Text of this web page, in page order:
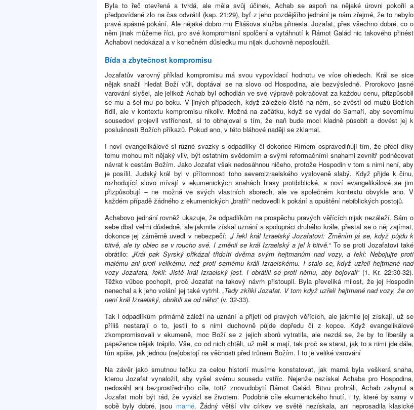
Byla to řeč otevřená a tvrdá, ale měla svůj účinek, Achab se aspoň na nějaké úrovni pokořil a
předpovídané zlo na čas odvrátil (kap. 21:29), byť z jeho pozdějšího jednání je nám zřejmé, že to nebylo
pravé spásné pokání. Ale nějaké dobro mu Eliášova služba přinesla. Jozafat, přes všechno dobré, co o
něm jinak můžeme říci, pro své kompromisní spolčení a vytáhnutí k Rámot Galád nic takového přinést
Achabovi nedokázal a v konečném důsledku mu nijak duchovně neposloužil.
Bída a zbytečnost kompromisu
Jozafatův varovný příklad kompromisu má svou vypovídací hodnotu ve více ohledech. Král se sice
nějak snažil hledat Boží vůli, doptával se na slovo od Hospodina, ale bezvýsledně. Prorokovo jasné
varování slyšel, ale jelikož Achab byl odhodlán ve své výpravě pokračovat za každou cenu, přizpůsobil
se mu a šel mu po boku. V jiných případech, když záleželo čistě na něm, se zvěstí od mužů Božích
řídil, ale v kontextu kompromisu nikoliv. Možná na začátku, když se vydal do Samaří, aby severnímu
sousedovi projevil vstřícnost, si to obhajoval s tím, že naň bude moci kladně působit a dovést jej k
poslušnosti Božích příkazů. Pokud ano, v této bláhové naději se zklamal.
I noví evangelikálové si různé svazky s odpadlíky či dokonce Římem ospravedlňují tím, že přeci díky
tomu mohou mít nějaký vliv, být ostatním svědomím a svými reformačními snahami zevnitř podněcovat
návrat k cestám Božím. Jako Jozafat však nedosáhnou ničeho, protože Hospodin v tom s nimi není, aby
je posílil. Judský král byl v přítomnosti toho severoizraelského vysloveně slabý. Když přijde k činu,
rozhodující slovo mívají v ekumenických snahách hlasy protibiblické, a noví evangelikálové se jim
přizpůsobují – ne možná ve svých vlastních sborech, ale ve společném kontextu obvykle ano. V
každém případě žádného z ekumenických „bratří“ nedovedli k pokání a opuštění nebiblických postojů.
Achabovo jednání rovněž ukazuje, že odpadlíkům na prospěchu pravých věřících nijak nezáleží. Sám o
sebe dbal velmi důsledně, ale jakmile získal uznání a spolupráci druhého krále, přestal se o něj zajímat,
dokonce jej záměrně uvedl v nebezpečí: „I řekl král Izraelský Jozafatovi: Změním já se, když půjdu k
bitvě, ale ty oblec se v roucho své. I změnil se král Izraelský a jel k bitvě.“ To se proti Jozafatovi také
obrátilo: „Král pak Syrský přikázal třidcíti dvěma svým hejtmanům nad vozy, a řekl: Nebojujte proti
malému ani proti velikému, než proti samému králi Izraelskému. I stalo se, když uzřeli hejtmané nad
vozy Jozafata, řekli: Jistě král Izraelský jest. I obrátili se proti němu, aby bojovali“ (1. Kr. 22:30-32).
Těžko vůbec pochopit, proč Jozafat na takový návrh přistoupil. Byla převeliká milost, že jej Hospodin
nenechal a k jeho volání jej také vytrhl. „Tedy zkřikl Jozafat. V tom když uzřeli hejtmané nad vozy, že on
není král Izraelský, obrátili se od něho“ (v. 32-33).
Tak i odpadlíkům primárně záleží na uznání a přijetí od pravých věřících, ale jakmile jej získají, už se
příliš nestarají o to, jestli to s nimi duchovně půjde dopředu či z kopce. Když evangelikálové
zkompromisovali v ekumeně, moc Boží se z jejich sborů vytratila, ale nezdá se, že by to liberály a
papežence nějak trápilo. Vše, co od nich chtěli, už měli a mají, tak proč se starat, jak to s nimi jde dále,
tím spíše, jak jednou (ne)obstojí na věčnosti před trůnem Božím. I to je veliké varování
Na závěr jako smutnou tečku za celou historií musíme konstatovat, jak marná byla veškerá snaha,
kterou Jozafat vynaložil, aby vyšel svému sousedu vstříc. Nejenže nezískal Achaba pro Hospodina,
nedosáhl ani bezprostředního cíle, totiž znovudobytí Rámot Galád. Bitvu prohráli, Achab zahynul a
Jozafat mohl být rád, že vyvázl se životem. Podobně cíle ekumenického hnutí, i ty, které by samy v
sobě byly dobré, jsou marné. Žádný větší vliv církev ve světě nezískala, ani neprosadila klasické